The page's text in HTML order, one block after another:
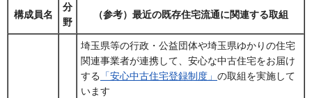
構成員名
分
野
（参考）最近の既存住宅流通に関連する取組
埼玉県等の行政・公益団体や埼玉県ゆかりの住宅
関連事業者が連携して、安心な中古住宅をお届け
する
「安心中古住宅登録制度」 の取組を実施して
います